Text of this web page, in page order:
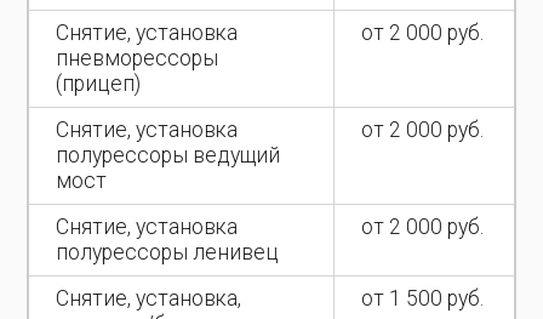
Снятие, установка
пневморессоры
(прицеп)
от 2 000 руб.
Снятие, установка
полурессоры ведущий
мост
от 2 000 руб.
Снятие, установка
полурессоры ленивец
от 2 000 руб.
Снятие, установка,
от 1 500 руб.